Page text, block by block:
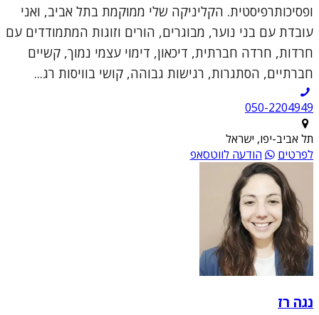
ופסיכותרפיסטית. הקליניקה שלי ממוקמת בתל אביב, ואני
עובדת עם בני נוער, מבוגרים, הורים וזוגות המתמודדים עם
חרדות, חרדה חברתית, דיכאון, דימוי עצמי נמוך, קשיים
חברתיים, הסתגרות, רגישות גבוהה, קושי בוויסות רג...
050-2204949
תל אביב-יפו, ישראל
לפרטים
הודעה לווטסאפ
נגה רז